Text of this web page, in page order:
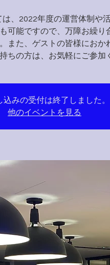
、2022年度の運営体制や
可能ですので、万障お繰り
また、ゲストの皆様におか
ちの方は、お気軽にご参加
込みの受付は終了しました。
他のイベントを見る